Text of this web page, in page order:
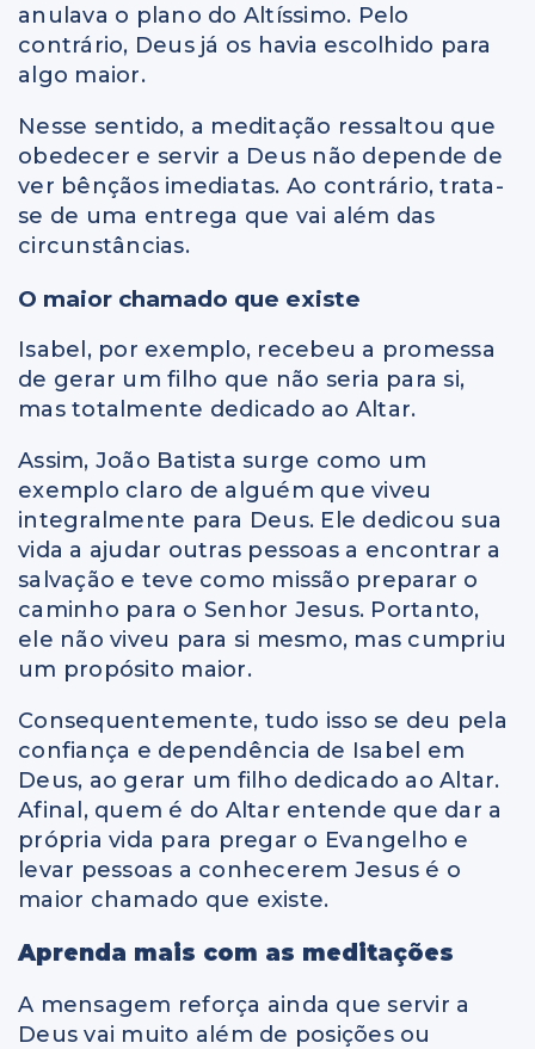
anulava o plano do Altíssimo. Pelo
contrário, Deus já os havia escolhido para
algo maior.
Nesse sentido, a meditação ressaltou que
obedecer e servir a Deus não depende de
ver bênçãos imediatas. Ao contrário, trata-
se de uma entrega que vai além das
circunstâncias.
O maior chamado que existe
Isabel, por exemplo, recebeu a promessa
de gerar um filho que não seria para si,
mas totalmente dedicado ao Altar.
Assim, João Batista surge como um
exemplo claro de alguém que viveu
integralmente para Deus. Ele dedicou sua
vida a ajudar outras pessoas a encontrar a
salvação e teve como missão preparar o
caminho para o Senhor Jesus. Portanto,
ele não viveu para si mesmo, mas cumpriu
um propósito maior.
Consequentemente, tudo isso se deu pela
confiança e dependência de Isabel em
Deus, ao gerar um filho dedicado ao Altar.
Afinal, quem é do Altar entende que dar a
própria vida para pregar o Evangelho e
levar pessoas a conhecerem Jesus é o
maior chamado que existe.
Aprenda mais com as meditações
A mensagem reforça ainda que servir a
Deus vai muito além de posições ou